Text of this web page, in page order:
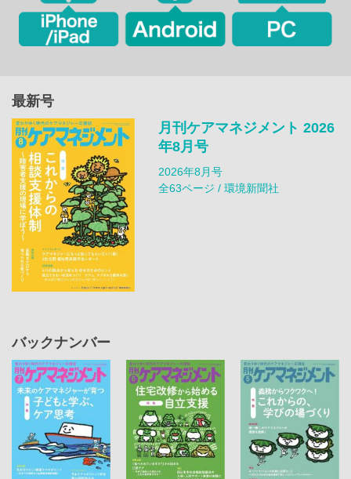
最新号
月刊ケアマネジメント 2026
年8月号
2026年8月号
全63ページ / 環境新聞社
バックナンバー